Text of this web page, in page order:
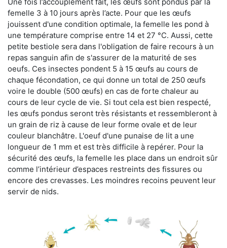
femelle 3 à 10 jours après l’acte. Pour que les œufs
jouissent d'une condition optimale, la femelle les pond à
une température comprise entre 14 et 27 °C. Aussi, cette
petite bestiole sera dans l'obligation de faire recours à un
repas sanguin afin de s'assurer de la maturité de ses
oeufs. Ces insectes pondent 5 à 15 œufs au cours de
chaque fécondation, ce qui donne un total de 250 œufs
voire le double (500 œufs) en cas de forte chaleur au
cours de leur cycle de vie. Si tout cela est bien respecté,
les œufs pondus seront très résistants et ressembleront à
un grain de riz à cause de leur forme ovale et de leur
couleur blanchâtre. L'oeuf d'une punaise de lit a une
longueur de 1 mm et est très difficile à repérer. Pour la
sécurité des œufs, la femelle les place dans un endroit sûr
comme l’intérieur d’espaces restreints des fissures ou
encore des crevasses. Les moindres recoins peuvent leur
servir de nids.